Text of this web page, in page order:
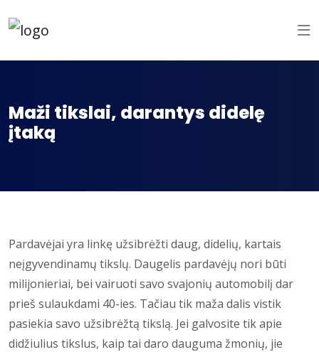
Maži tikslai, darantys didelę
įtaką
Pardavėjai yra linkę užsibrėžti daug, didelių, kartais
neįgyvendinamų tikslų. Daugelis pardavėjų nori būti
milijonieriai, bei vairuoti savo svajonių automobilį dar
prieš sulaukdami 40-ies. Tačiau tik maža dalis vistik
pasiekia savo užsibrėžtą tikslą. Jei galvosite tik apie
didžiulius tikslus, kaip tai daro dauguma žmonių, jie